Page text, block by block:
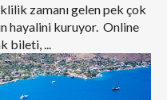
zamanı gelen pek çok
hayalini kuruyor. Online
bileti, ...